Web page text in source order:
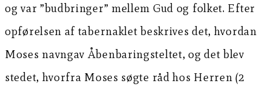
og var ”budbringer” mellem Gud og folket. Efter
opførelsen af tabernaklet beskrives det, hvordan
Moses navngav Åbenbaringsteltet, og det blev
stedet, hvorfra Moses søgte råd hos Herren (2